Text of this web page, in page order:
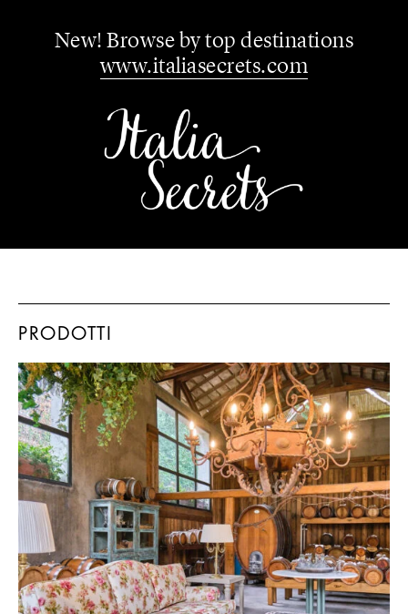
New! Browse by top destinations
www.italiasecrets.com
PRODOTTI